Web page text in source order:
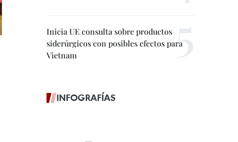
Inicia UE consulta sobre productos
siderúrgicos con posibles efectos para
Vietnam
INFOGRAFÍAS